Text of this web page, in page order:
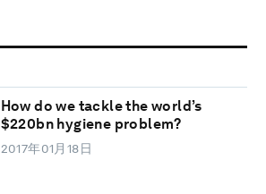
How do we tackle the world’s
$220bn hygiene problem?
2017年01月18日